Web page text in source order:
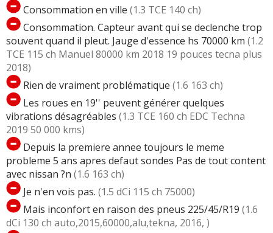
Consommation en ville (1.3 TCE 140 ch)
Consommation. Capteur avant qui se declenche trop
souvent quand il pleut. Jauge d'essence hs 70000 km (1.2
TCE 115 ch Manuel 80000 km 2018 19 pouces tecna plus
2018)
Rien de vraiment problématique (1.6 163 ch)
Les roues en 19'' peuvent générer quelques
vibrations désagréables (1.3 TCE 160 ch EDC Techna
2019 50 000 kms)
Depuis la premiere annee toujours le meme
probleme 5 ans apres defaut sondes Pas de tout content
avec nissan ?n (1.6 163 ch)
Je n'en vois pas. (1.5 dCi 115 ch 75000)
Mais inconfort en raison des pneus 225/45/R19 (1.6
dCi 130 ch auto,2015,60000,alu,tekna, 2016, )